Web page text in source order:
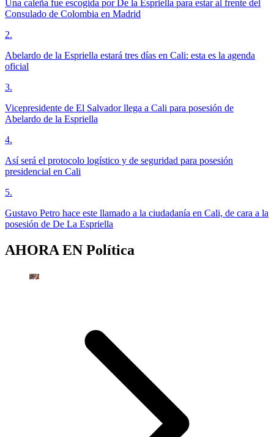
Una caleña fue escogida por De la Espriella para estar al frente del
Consulado de Colombia en Madrid
2.
Abelardo de la Espriella estará tres días en Cali: esta es la agenda
oficial
3.
Vicepresidente de El Salvador llega a Cali para posesión de
Abelardo de la Espriella
4.
Así será el protocolo logístico y de seguridad para posesión
presidencial en Cali
5.
Gustavo Petro hace este llamado a la ciudadanía en Cali, de cara a la
posesión de De La Espriella
AHORA EN Política